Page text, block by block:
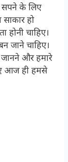
के लिए
हो
चाहिए।
जाने चाहिए।
जानने और हमारे
आज ही हमसे